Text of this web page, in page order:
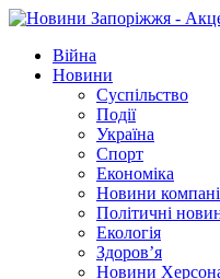
Війна
Новини
Суспільство
Події
Україна
Спорт
Економіка
Новини
Політичні
Екологія
Здоров’я
Новини